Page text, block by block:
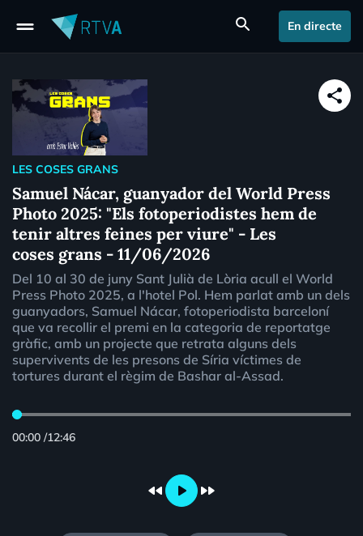
drag_handle search En directe
share
LES COSES GRANS
Samuel Nácar, guanyador del World Press
Photo 2025: "Els fotoperiodistes hem de
tenir altres feines per viure" - Les
coses grans - 11/06/2026
Del 10 al 30 de juny Sant Julià de Lòria acull el World
Press Photo 2025, a l'hotel Pol. Hem parlat amb un dels
guanyadors, Samuel Nácar, fotoperiodista barceloní
que va recollir el premi en la categoria de reportatge
gràfic, amb un projecte que retrata alguns dels
supervivents de les presons de Síria víctimes de
tortures durant el règim de Bashar al-Assad.
00:00 /12:46
fast_rewind play_arrow fast_forward